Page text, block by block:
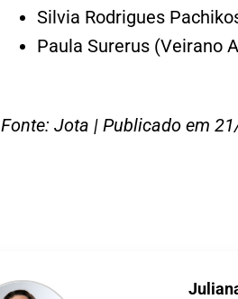
Silvia Rodrigues
Paula Surerus (Veirano
Fonte: Jota | Publicado em